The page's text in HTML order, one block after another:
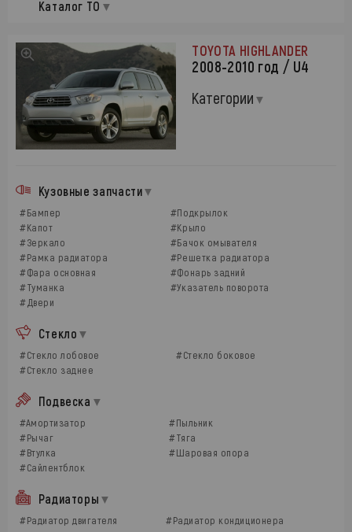
Каталог ТО
TOYOTA HIGHLANDER
2008-2010 год / U4
Категории
Кузовные запчасти
#Бампер
#Подкрылок
#Капот
#Крыло
#Зеркало
#Бачок омывателя
#Рамка радиатора
#Решетка радиатора
#Фара основная
#Фонарь задний
#Туманка
#Указатель поворота
#Двери
Стекло
#Стекло лобовое
#Стекло боковое
#Стекло заднее
Подвеска
#Амортизатор
#Пыльник
#Рычаг
#Тяга
#Втулка
#Шаровая опора
#Сайлентблок
Радиаторы
#Радиатор двигателя
#Радиатор кондиционера